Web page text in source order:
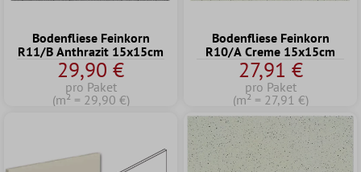
Bodenfliese Feinkorn
R11/B Anthrazit 15x15cm
29,90 €
pro Paket
(m² = 29,90 €)
Bodenfliese Feinkorn
R10/A Creme 15x15cm
27,91 €
pro Paket
(m² = 27,91 €)